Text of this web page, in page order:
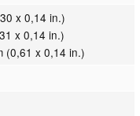
x 0,14 in.)
x 0,14 in.)
(0,61 x 0,14 in.)